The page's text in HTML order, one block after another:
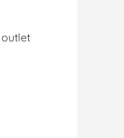
outlet